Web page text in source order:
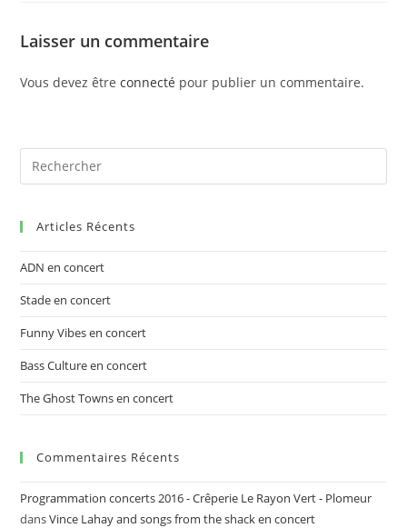
Laisser un commentaire
Vous devez êtreconnecté pour publier un commentaire.
Articles Récents
ADN en concert
Stade en concert
Funny Vibes en concert
Bass Culture en concert
The Ghost Towns en concert
Commentaires Récents
Programmation concerts 2016 - Crêperie Le Rayon Vert - Plomeur
dansVince Lahay and songs from the shack en concert